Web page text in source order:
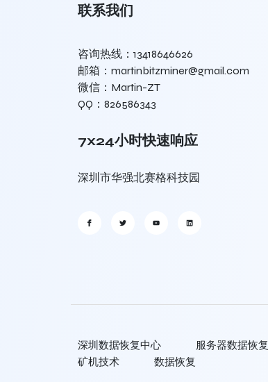
联系我们
咨询热线：13418646626
邮箱：martinbitzminer@gmail.com
微信：Martin-ZT
QQ：826586343
7x24小时快速响应
深圳市华强北赛格科技园
深圳数据恢复中心 服务器数据恢复
矿机技术
数据恢复